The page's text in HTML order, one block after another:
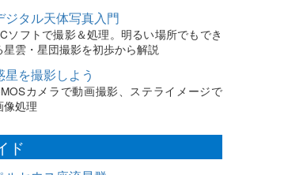
ジタル天体写真入門
ソフトで撮影＆処理。明るい場所でもでき
星雲・星団撮影を初歩から解説
星を撮影しよう
カメラで動画撮影、ステライメージで
像処理
ド